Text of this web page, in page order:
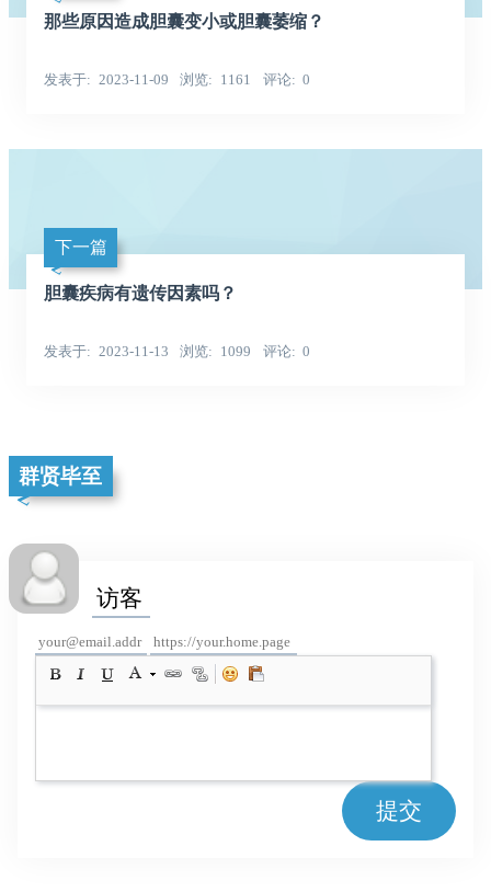
那些原因造成胆囊变小或胆囊萎缩？
发表于 2023-11-09 浏览 1161 评论 0
下一篇
胆囊疾病有遗传因素吗？
发表于 2023-11-13 浏览 1099 评论 0
群贤毕至
提交